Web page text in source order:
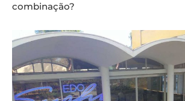
combinação?